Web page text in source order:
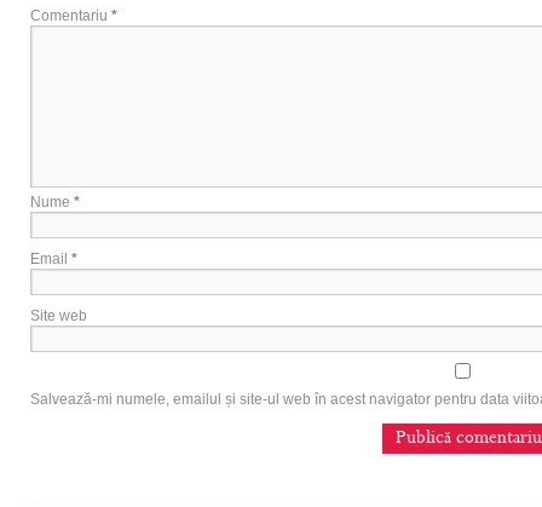
Comentariu *
Nume *
Email *
Site web
Salvează-mi numele, emailul și site-ul web în acest navigator pentru data